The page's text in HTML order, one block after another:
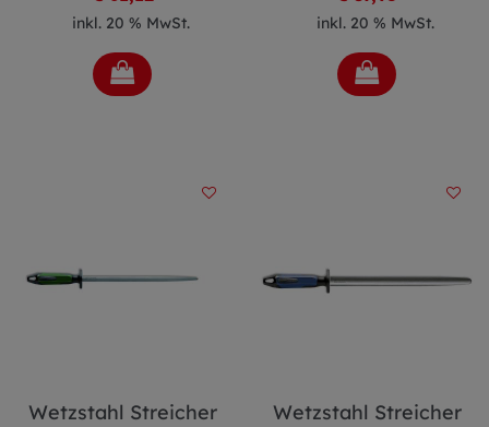
inkl. 20 % MwSt. inkl. 20 % MwSt.
Wetzstahl Streicher Wetzstahl Streicher